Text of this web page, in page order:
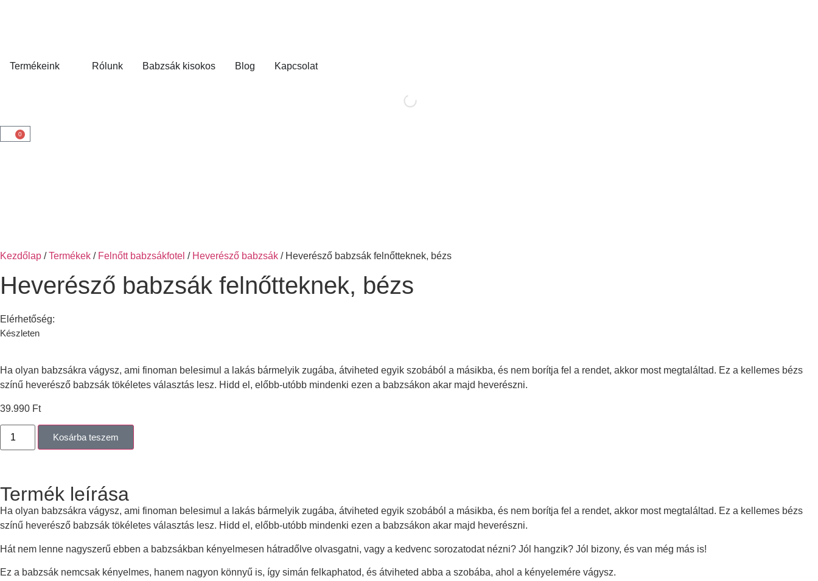
Termékeink Rólunk Babzsák kisokos Blog Kapcsolat
0
Kezdőlap /Termékek / Felnőtt babzsákfotel / Heverésző babzsák / Heverésző babzsák felnőtteknek, bézs
Heverésző babzsák felnőtteknek, bézs
Elérhetőség:
Készleten
Ha olyan babzsákra vágysz, ami finoman belesimul a lakás bármelyik zugába, átviheted egyik szobából a másikba, és nem borítja fel a rendet, akkor most megtaláltad. Ez a kellemes bézs
színű heverésző babzsák tökéletes választás lesz. Hidd el, előbb-utóbb mindenki ezen a babzsákon akar majd heverészni.
39.990 Ft
Kosárba teszem
Termék leírása
Ha olyan babzsákra vágysz, ami finoman belesimul a lakás bármelyik zugába, átviheted egyik szobából a másikba, és nem borítja fel a rendet, akkor most megtaláltad. Ez a kellemes bézs
színű heverésző babzsák tökéletes választás lesz. Hidd el, előbb-utóbb mindenki ezen a babzsákon akar majd heverészni.
Hát nem lenne nagyszerű ebben a babzsákban kényelmesen hátradőlve olvasgatni, vagy a kedvenc sorozatodat nézni? Jól hangzik? Jól bizony, és van még más is!
Ez a babzsák nemcsak kényelmes, hanem nagyon könnyű is, így simán felkaphatod, és átviheted abba a szobába, ahol a kényelemére vágysz.